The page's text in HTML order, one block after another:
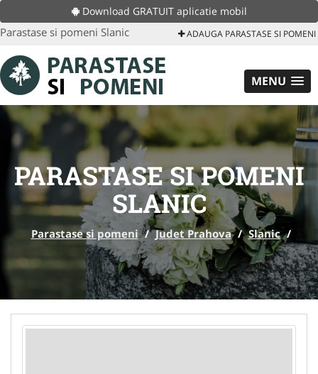
Download GRATUIT aplicatie mobil
Parastase si pomeni Slanic ADAUGA PARASTASE SI POMENI
MENU
PARASTASE SI POMENI
SLANIC
Parastase si pomeni / Judet Prahova / Slanic /